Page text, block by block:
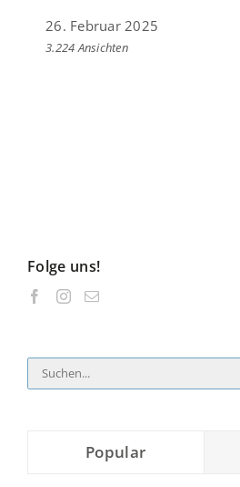
26. Februar 2025
3.224 Ansichten
Folge uns!
Suche
nach:
Popular